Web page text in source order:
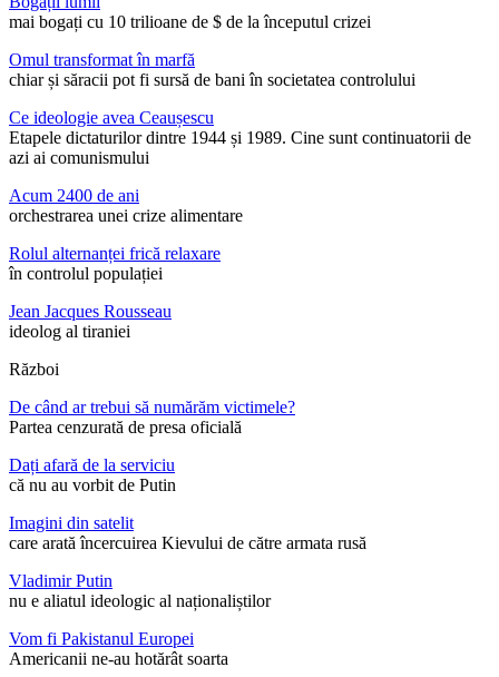
mai bogați cu 10 trilioane de $ de la începutul crizei
Omul transformat în marfă
chiar și săracii pot fi sursă de bani în societatea controlului
Ce ideologie avea Ceaușescu
Etapele dictaturilor dintre 1944 și 1989. Cine sunt continuatorii de
azi ai comunismului
Acum 2400 de ani
orchestrarea unei crize alimentare
Rolul alternanței frică relaxare
în controlul populației
Jean Jacques Rousseau
ideolog al tiraniei
Război
De când ar trebui să numărăm victimele?
Partea cenzurată de presa oficială
Dați afară de la serviciu
că nu au vorbit de Putin
Imagini din satelit
care arată încercuirea Kievului de către armata rusă
Vladimir Putin
nu e aliatul ideologic al naționaliștilor
Vom fi Pakistanul Europei
Americanii ne-au hotărât soarta